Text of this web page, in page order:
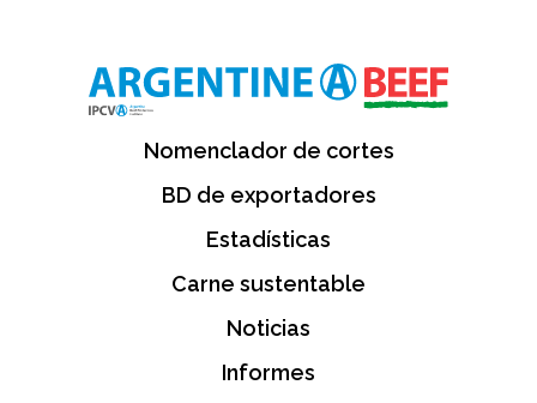
Nomenclador de cortes
BD de exportadores
Estadísticas
Carne sustentable
Noticias
Informes